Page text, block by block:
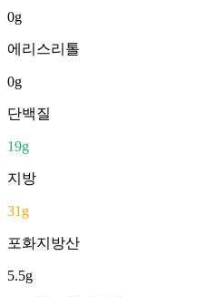
0g
에리스리톨
0g
단백질
19g
지방
31 g
포화지방산
5.5g